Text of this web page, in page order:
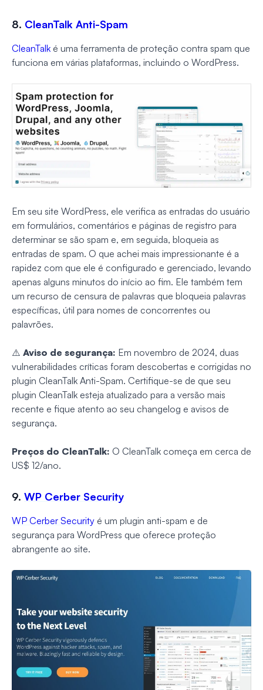
8. CleanTalk Anti-Spam
CleanTalk é uma ferramenta de proteção contra spam que
funciona em várias plataformas, incluindo o WordPress.
Em seu site WordPress, ele verifica as entradas do usuário
em formulários, comentários e páginas de registro para
determinar se são spam e, em seguida, bloqueia as
entradas de spam. O que achei mais impressionante é a
rapidez com que ele é configurado e gerenciado, levando
apenas alguns minutos do início ao fim. Ele também tem
um recurso de censura de palavras que bloqueia palavras
específicas, útil para nomes de concorrentes ou
palavrões.
⚠️ Aviso de segurança: Em novembro de 2024, duas
vulnerabilidades críticas foram descobertas e corrigidas no
plugin CleanTalk Anti-Spam. Certifique-se de que seu
plugin CleanTalk esteja atualizado para a versão mais
recente e fique atento ao seu changelog e avisos de
segurança.
Preços do CleanTalk: O CleanTalk começa em cerca de
US$ 12/ano.
9. WP Cerber Security
WP Cerber Security é um plugin anti-spam e de
segurança para WordPress que oferece proteção
abrangente ao site.